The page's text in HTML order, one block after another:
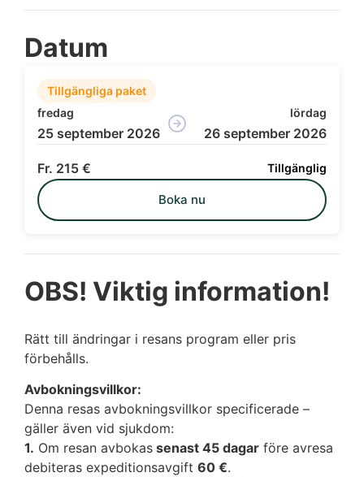
Datum
Tillgängliga paket
fredag
25 september 2026
lördag
26 september 2026
215 € Tillgänglig
Boka nu
OBS! Viktig information!
Rätt till ändringar i resans program eller pris
förbehålls.
Avbokningsvillkor:
Denna resas avbokningsvillkor specificerade –
gäller även vid sjukdom:
1. Om resan avbokas senast 45 dagar före avresa
debiteras expeditionsavgift 60 €.